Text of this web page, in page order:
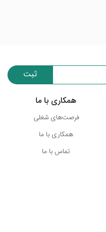
ثبت
همکاری با ما
فرصت‌های شغلی
همکاری با ما
تماس با ما